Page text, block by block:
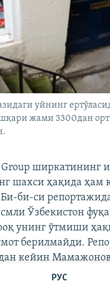
РУС
уйнинг
жами 3300дан
Group ширкатининг
шахси ҳақида ҳам
би-си
Ўзбекистон
унинг ўтмиши
берилмайди.
кейин Мамажонов
улушидан воз кечган.